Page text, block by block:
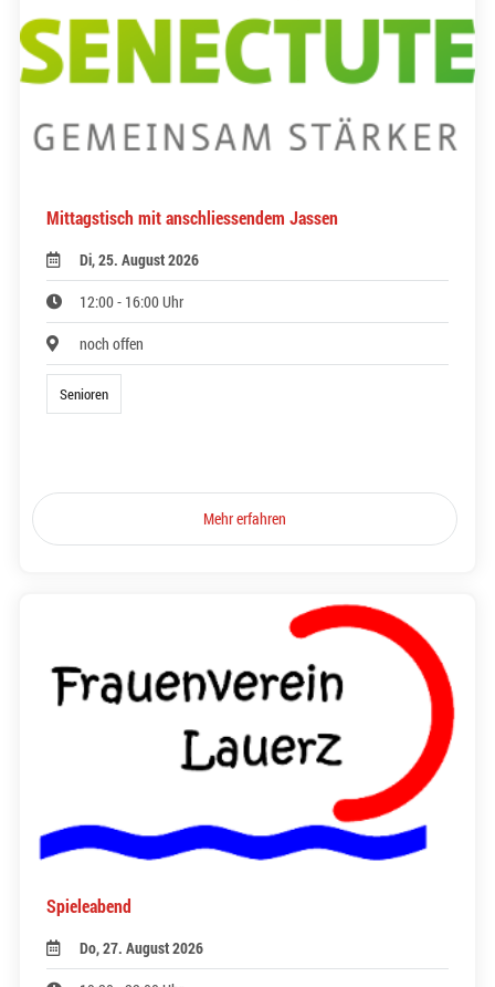
Mittagstisch mit anschliessendem Jassen
Di, 25. August 2026
12:00 - 16:00 Uhr
noch offen
Senioren
Mehr erfahren
Spieleabend
Do, 27. August 2026